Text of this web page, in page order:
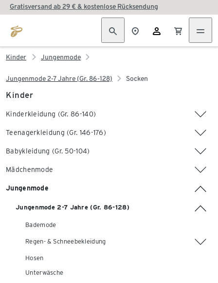
Gratisversand ab 29 € & kostenlose Rücksendung
Kinder Jungenmode
Jungenmode 2-7 Jahre (Gr. 86-128) Socken
Kinder
Kinderkleidung (Gr. 86-140)
Teenagerkleidung (Gr. 146-176)
Babykleidung (Gr. 50-104)
Mädchenmode
Jungenmode
Jungenmode 2-7 Jahre (Gr. 86-128)
Bademode
Regen- & Schneebekleidung
Hosen
Unterwäsche